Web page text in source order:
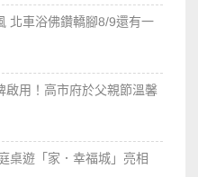
北車浴佛鑽轎腳8/9還有一
啟用！高市府於父親節溫馨
桌遊「家．幸福城」亮相